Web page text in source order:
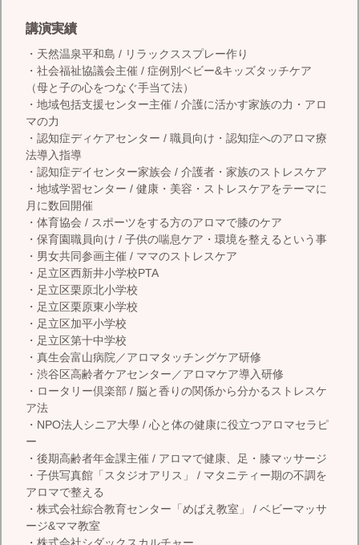
講演実績
・天然温泉平和島 / リラックススプレー作り
・社会福祉協議会主催 / 症例別ベビー&キッズタッチケア
（母と子の心をつなぐ手当て法）
・地域包括支援センター主催 / 介護に活かす家族の力・アロ
マの力
・認知症ディケアセンター / 職員向け・認知症へのアロマ療
法導入指導
・認知症デイセンター家族会 / 介護者・家族のストレスケア
・地域学習センター / 健康・美容・ストレスケアをテーマに
月に数回開催
・体育協会 / スポーツをする方のアロマで膝のケア
・保育園職員向け / 子供の喘息ケア・環境を整えるという事
・男女共同参画主催 / ママのストレスケア
・足立区西新井小学校PTA
・足立区栗原北小学校
・足立区栗原東小学校
・足立区加平小学校
・足立区第十中学校
・真生会富山病院／アロマタッチングケア研修
・渋谷区高齢者ケアセンター／アロマケア導入研修
・ロータリー倶楽部 / 脳と香りの関係から分かるストレスケ
ア法
・NPO法人シニア大學 / 心と体の健康に役立つアロマセラピ
ー
・後期高齢者年金課主催 / アロマで健康、足・膝マッサージ
・子供写真館「スタジオアリス」 / マタニティー期の不調を
アロマで整える
・株式会社綜合教育センター「めばえ教室」 / ベビーマッサ
ージ&ママ教室